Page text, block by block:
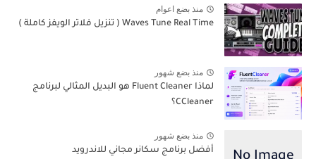
منذ بضع اعوام
Waves Tune Real Time ( تنزيل فلاتر الويفز كاملة )
منذ بضع شهور
لماذا Fluent Cleaner هو البديل المثالي لبرنامج
CCleaner؟
منذ بضع شهور
أفضل برنامج سكانر مجاني للاندرويد